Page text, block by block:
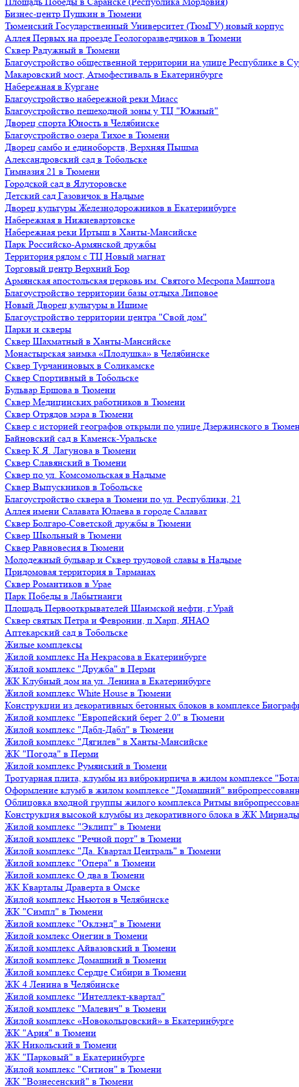
Бизнес-центр Пушкин в Тюмени
Тюменский Государственный Университет (ТюмГУ) новый корпус
Аллея Первых на проезде Геологоразведчиков в Тюмени
Сквер Радужный в Тюмени
Благоустройство общественной территории на улице Республике в
Макаровский мост, Атмофестиваль в Екатеринбурге
Набережная в Кургане
Благоустройство набережной реки Миасс
Благоустройство пешеходной зоны у ТЦ "Южный"
Дворец спорта Юность в Челябинске
Благоустройство озера Тихое в Тюмени
Дворец самбо и единоборств, Верхняя Пышма
Александровский сад в Тобольске
Гимназия 21 в Тюмени
Городской сад в Ялуторовске
Детский сад Газовичок в Надыме
Дворец культуры Железнодорожников в Екатеринбурге
Набережная в Нижневартовске
Набережная реки Иртыш в Ханты-Мансийске
Парк Российско-Армянской дружбы
Территория рядом с ТЦ Новый магнат
Торговый центр Верхний Бор
Армянская апостольская церковь им. Святого Месропа Маштоца
Благоустройство территории базы отдыха Липовое
Нoвый Двoрeц культуры в Ишимe
Благоустройство территории центра "Свой дом"
Парки и скверы
Сквер Шахматный в Ханты-Мансийске
Монастырская заимка «Плодушка» в Челябинске
Сквер Турчаниновых в Соликамске
Сквер Спортивный в Тобольске
Бульвар Ершова в Тюмени
Сквер Медицинских работников в Тюмени
Сквер Отрядов мэра в Тюмени
Сквер с историей географов открыли по улице Дзержинского в
Байновский сад в Каменск-Уральске
Сквер К.Я. Лагунова в Тюмени
Сквер Славянский в Тюмени
Сквер по ул. Комсомольская в Надыме
Сквер Выпускников в Тобольске
Благоустройство сквера в Тюмени по ул. Республики, 21
Аллея имени Салавата Юлаева в городе Салават
Сквер Болгаро-Советской дружбы в Тюмени
Сквер Школьный в Тюмени
Сквер Равновесия в Тюмени
Молодежный бульвар и Сквер трудовой славы в Надыме
Придомовая территория в Тарманах
Сквер Романтиков в Урае
Парк Победы в Лабытнанги
Площадь Первооткрывателей Шаимской нефти, г.Урай
Сквер святых Петра и Февронии, п.Харп, ЯНАО
Аптекарский сад в Тобольске
Жилые комплексы
Жилой комплекс На Некрасова в Екатеринбурге
Жилой комплекс "Дружба" в Перми
ЖК Клубный дом на ул. Ленина в Екатеринбурге
Жилой комплекс White House в Тюмени
Конструкции из декоративных бетонных блоков в комплексе
Жилой комплекс "Европейский берег 2.0" в Тюмени
Жилой комплекс "Дабл-Дабл" в Тюмени
Жилой комплекс "Дягилев" в Ханты-Мансийске
ЖК "Погода" в Перми
Жилой комплекс Румянский в Тюмени
Тротуарная плита, клумбы из виброкирпича в жилом комплексе
Оформление клумб в жилом комплексе "Домашний"
Облицовка входной группы жилого комплекса Ритмы
Конструкция высокой клумбы из декоративного блока в ЖК
Жилой комплекс "Эклипт" в Тюмени
Жилой комплекс "Речной порт" в Тюмени
Жилой комплекс "Да. Квартал Централь" в Тюмени
Жилой комплекс "Опера" в Тюмени
Жилой комплекс О два в Тюмени
ЖК Кварталы Драверта в Омске
Жилой комплекс Ньютон в Челябинске
ЖК "Симпл" в Тюмени
Жилой комплекс "Оклэнд" в Тюмени
Жилой комлекс Онегин в Тюмени
Жилой комплекс Айвазовский в Тюмени
Жилой комплекс Домашний в Тюмени
Жилой комплекс Сердце Сибири в Тюмени
ЖК 4 Ленина в Челябинске
Жилой комплекс "Интеллект-квартал"
Жилой комплекс "Малевич" в Тюмени
Жилой комплекс «Новокольцовский» в Екатеринбурге
ЖК "Ария" в Тюмени
ЖК Никольский в Тюмени
ЖК "Парковый" в Екатеринбурге
Жилой комплекс "Ситион" в Тюмени
ЖК "Вознесенский" в Тюмени